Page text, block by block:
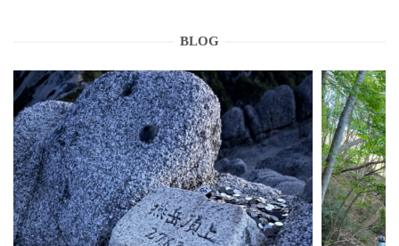
BLOG